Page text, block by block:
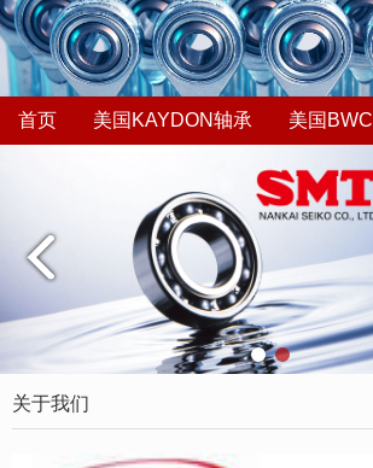
首页 美国KAYDON轴承 美国
关于我们